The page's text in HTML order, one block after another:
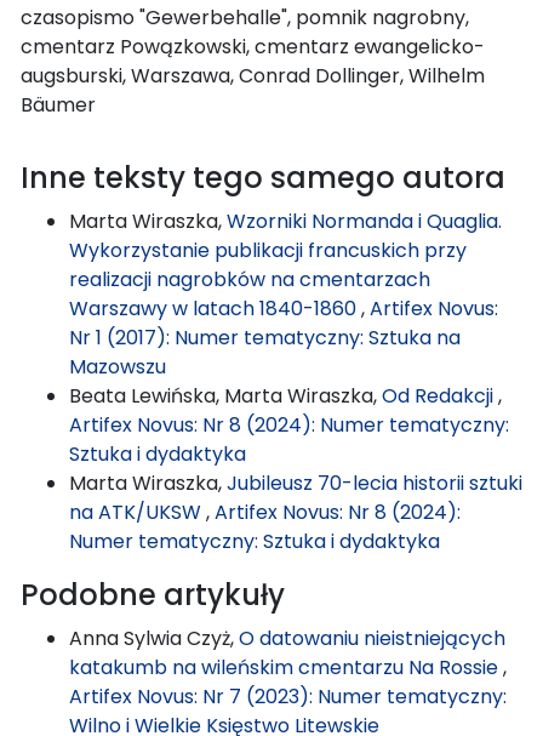
czasopismo "Gewerbehalle", pomnik nagrobny,
cmentarz Powązkowski, cmentarz ewangelicko-
augsburski, Warszawa, Conrad Dollinger, Wilhelm
Bäumer
Inne teksty tego samego autora
Marta Wiraszka,Wzorniki Normanda i Quaglia.
Wykorzystanie publikacji francuskich przy
realizacji nagrobków na cmentarzach
Warszawy w latach 1840-1860,Artifex Novus:
Nr 1 (2017): Numer tematyczny: Sztuka na
Mazowszu
Beata Lewińska, Marta Wiraszka,Od Redakcji,
Artifex Novus: Nr 8 (2024): Numer tematyczny:
Sztuka i dydaktyka
Marta Wiraszka,Jubileusz 70-lecia historii sztuki
na ATK/UKSW,Artifex Novus: Nr 8 (2024):
Numer tematyczny: Sztuka i dydaktyka
Podobne artykuły
Anna Sylwia Czyż,O datowaniu nieistniejących
katakumb na wileńskim cmentarzu Na Rossie,
Artifex Novus: Nr 7 (2023): Numer tematyczny:
Wilno i Wielkie Księstwo Litewskie